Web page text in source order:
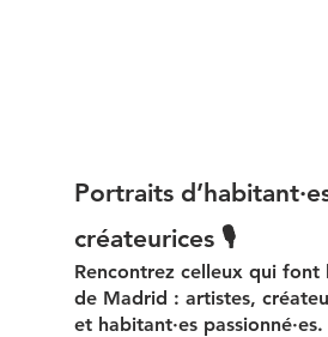
Portraits
créateurices 🎙
Rencontrez celleux qui
de Madrid : artistes,
et habitant·es passionné·es.